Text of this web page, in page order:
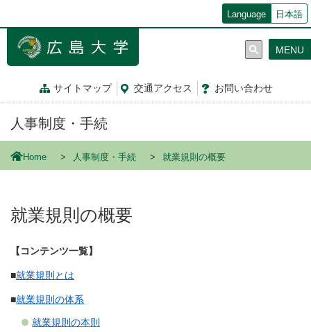
ン
Language 日本語
サイトマップ 交通アクセス お問い合わせ
MENU
人事制度・手続
Home 人事制度・手続 就業規則の概要
就業規則の概要
【コンテンツ一覧】
■就業規則とは
■就業規則の体系
就業規則の本則